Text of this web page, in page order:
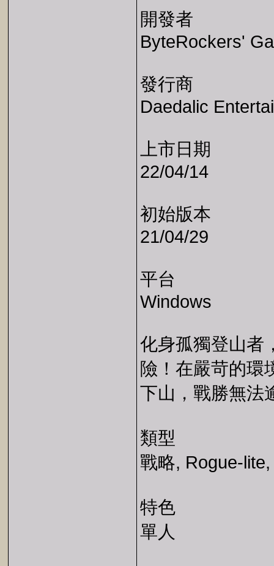
開發者
ByteRockers'
發行商
Daedalic
上市日期
22/04/14
初始版本
21/04/29
平台
Windows
化身孤獨登山者
險！在嚴苛的環
下山，戰勝無法
類型
戰略, Rogue-
特色
單人